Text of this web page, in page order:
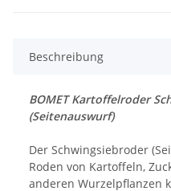
Beschreibung
BOMET Kartoffelroder
(Seitenauswurf)
Der Schwingsiebroder
Roden von Kartoffeln,
anderen Wurzelpflanzen